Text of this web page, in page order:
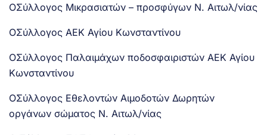
OΣύλλογος Μικρασιατών – προσφύγων Ν. Αιτωλ/νίας
OΣύλλογος ΑΕΚ Αγίου Κωνσταντίνου
OΣύλλογος Παλαιμάχων ποδοσφαιριστών ΑΕΚ Αγίου
Κωνσταντίνου
OΣύλλογος Εθελοντών Αιμοδοτών Δωρητών
οργάνων σώματος Ν. Αιτωλ/νίας